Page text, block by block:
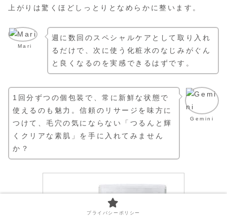
上がりは驚くほどしっとりとなめらかに整います。
Mari
週に数回のスペシャルケアとして取り入れ
るだけで、次に使う化粧水のなじみがぐん
と良くなるのを実感できるはずです。
Gemini
1回分ずつの個包装で、常に新鮮な状態で
使えるのも魅力。信頼のリサージを味方に
つけて、毛穴の気にならない「つるんと輝
くクリアな素肌」を手に入れてみません
か？
プライバシーポリシー